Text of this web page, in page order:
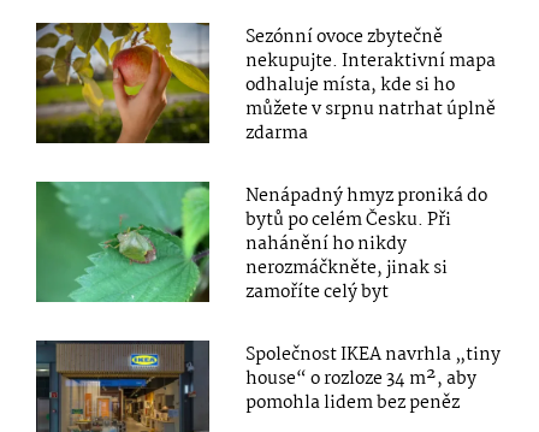
Sezónní ovoce zbytečně
nekupujte. Interaktivní mapa
odhaluje místa, kde si ho
můžete v srpnu natrhat úplně
zdarma
Nenápadný hmyz proniká do
bytů po celém Česku. Při
nahánění ho nikdy
nerozmáčkněte, jinak si
zamoříte celý byt
Společnost IKEA navrhla „tiny
house“ o rozloze 34 m², aby
pomohla lidem bez peněz